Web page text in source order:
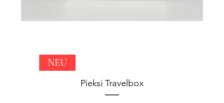
NEU
Pieksi Travelbox